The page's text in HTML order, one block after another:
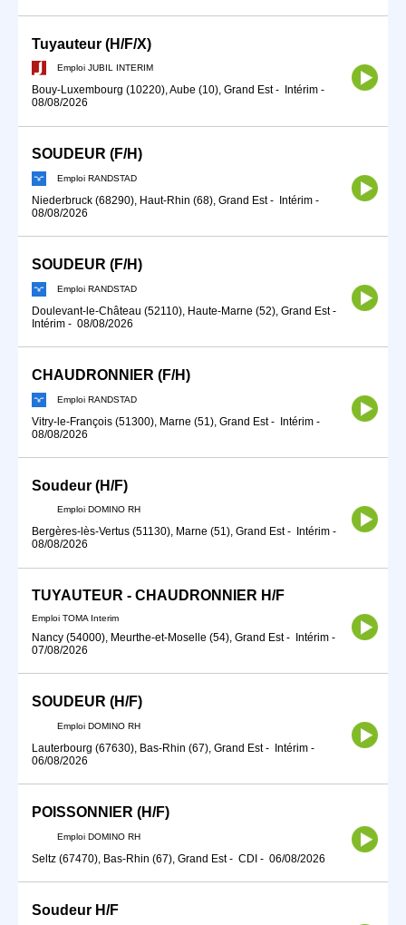
Tuyauteur (H/F/X)
Emploi JUBIL INTERIM
Bouy-Luxembourg (10220), Aube (10), Grand Est- Intérim -
08/08/2026
SOUDEUR (F/H)
Emploi RANDSTAD
Niederbruck (68290), Haut-Rhin (68), Grand Est- Intérim -
08/08/2026
SOUDEUR (F/H)
Emploi RANDSTAD
Doulevant-le-Château (52110), Haute-Marne (52), Grand Est-
Intérim - 08/08/2026
CHAUDRONNIER (F/H)
Emploi RANDSTAD
Vitry-le-François (51300), Marne (51), Grand Est- Intérim -
08/08/2026
Soudeur (H/F)
Emploi DOMINO RH
Bergères-lès-Vertus (51130), Marne (51), Grand Est- Intérim -
08/08/2026
TUYAUTEUR - CHAUDRONNIER H/F
Emploi TOMA Interim
Nancy (54000), Meurthe-et-Moselle (54), Grand Est- Intérim -
07/08/2026
SOUDEUR (H/F)
Emploi DOMINO RH
Lauterbourg (67630), Bas-Rhin (67), Grand Est- Intérim -
06/08/2026
POISSONNIER (H/F)
Emploi DOMINO RH
Seltz (67470), Bas-Rhin (67), Grand Est- CDI - 06/08/2026
Soudeur H/F